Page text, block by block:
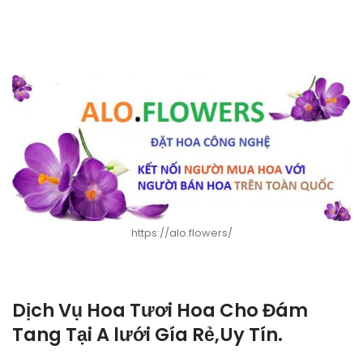
https://alo.flowers/
Dịch Vụ Hoa Tươi Hoa Cho Đám
Tang Tại A lưới Gía Rẻ,Uy Tín.